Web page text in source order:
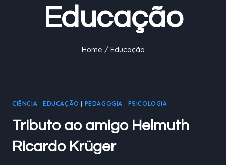
Educação
Home / Educação
CIÊNCIA | EDUCAÇÃO | PEDAGOGIA | PSICOLOGIA
Tributo ao amigo Helmuth
Ricardo Krüger